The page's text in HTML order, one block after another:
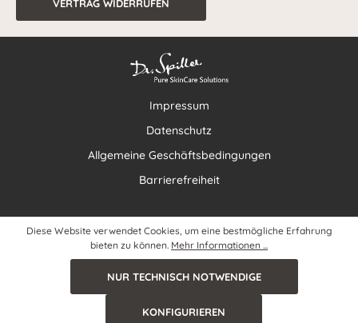
VERTRAG WIDERRUFEN
Impressum
Datenschutz
Allgemeine Geschäftsbedingungen
Barrierefreiheit
Diese Website verwendet Cookies, um eine bestmögliche Erfahrung
bieten zu können. Mehr Informationen ...
NUR TECHNISCH NOTWENDIGE
KONFIGURIEREN